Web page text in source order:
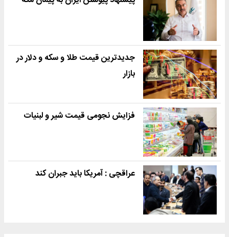
جدیدترین قیمت طلا و سکه و دلار در
بازار
فزایش نجومی قیمت شیر و لبنیات
عراقچی : آمریکا باید جبران کند